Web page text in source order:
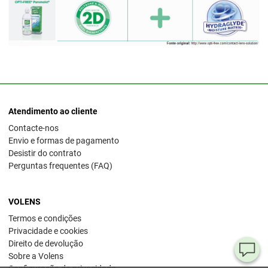
Atendimento ao cliente
Contacte-nos
Envio e formas de pagamento
Desistir do contrato
Perguntas frequentes (FAQ)
VOLENS
Termos e condições
Privacidade e cookies
Direito de devolução
Sobre a Volens